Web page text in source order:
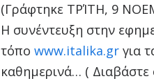
(Γράφτηκε ΤΡΊΤΗ, 9
Η συνέντευξη στην
τόπο www.italika.gr για
καθημερινά… (